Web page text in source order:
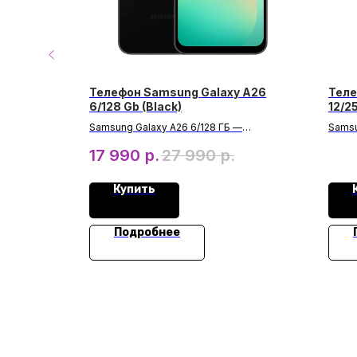
Телефон Samsung Galaxy A26
6/128 Gb (Black)
Samsung Galaxy A26 6/128 ГБ —
характеристиками. Стильный черный
углом и быстрая зарядка для комфортного
использования.
17 990 р.27 990 р.
Купить
Подробнее
12/
и
для